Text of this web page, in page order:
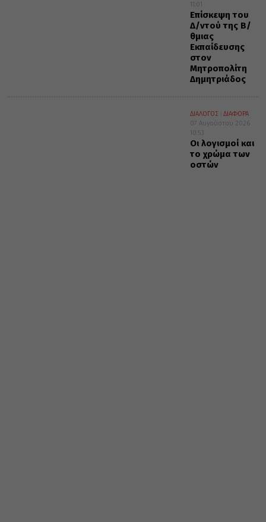
11:01
Επίσκεψη του
Δ/ντού της Β/
θμιας
Εκπαίδευσης
στον
Μητροπολίτη
Δημητριάδος
ΔΙΑΛΟΓΟΣ
ΔΙΑΦΟΡΑ
07 Αυγούστου 2026
10:53
Οι λογισμοί και
το χρώμα των
οστών